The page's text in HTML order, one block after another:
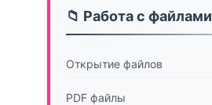
📁 Работа с файлами
Открытие файлов
PDF файлы